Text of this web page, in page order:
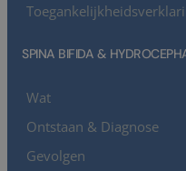
SPINA BIFIDA &
Wat
Ontstaan & Diagnose
Gevolgen